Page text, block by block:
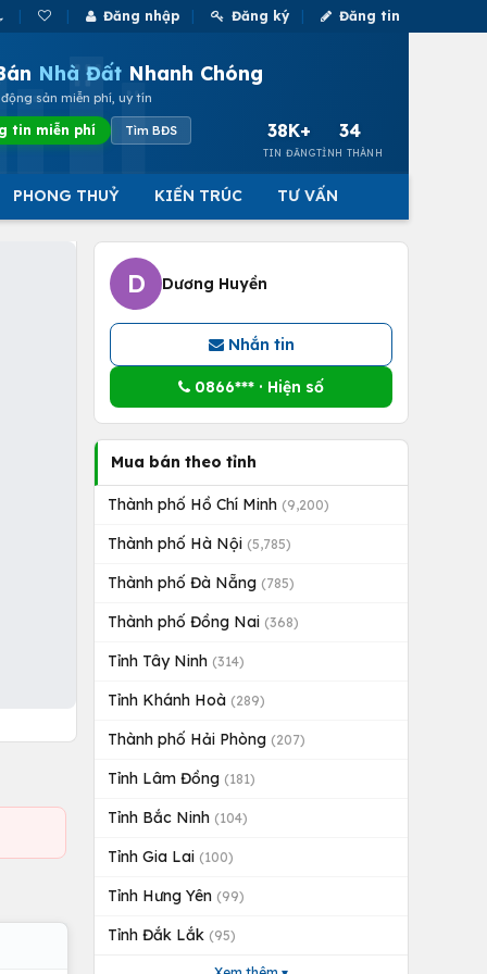
Đăng nhập Đăng ký Đăng tin
Nhà Đất Nhanh Chóng
sản miễn phí, uy tín
tin miễn phí Tìm BĐS 38K+
TIN ĐĂNG
34
TỈNH THÀNH
PHONG THUỶ KIẾN TRÚC TƯ VẤN
D Dương Huyền
Nhắn tin
0866*** · Hiện số
Mua bán theo tỉnh
Thành phố Hồ Chí Minh (9,200)
Thành phố Hà Nội (5,785)
Thành phố Đà Nẵng (785)
Thành phố Đồng Nai (368)
Tỉnh Tây Ninh (314)
Tỉnh Khánh Hoà (289)
Thành phố Hải Phòng (207)
Tỉnh Lâm Đồng (181)
Tỉnh Bắc Ninh (104)
Tỉnh Gia Lai (100)
Tỉnh Hưng Yên (99)
Tỉnh Đắk Lắk (95)